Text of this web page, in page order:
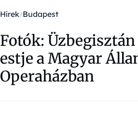
Hírek Budapest
Fotók:
estje a Magyar
Operaházban